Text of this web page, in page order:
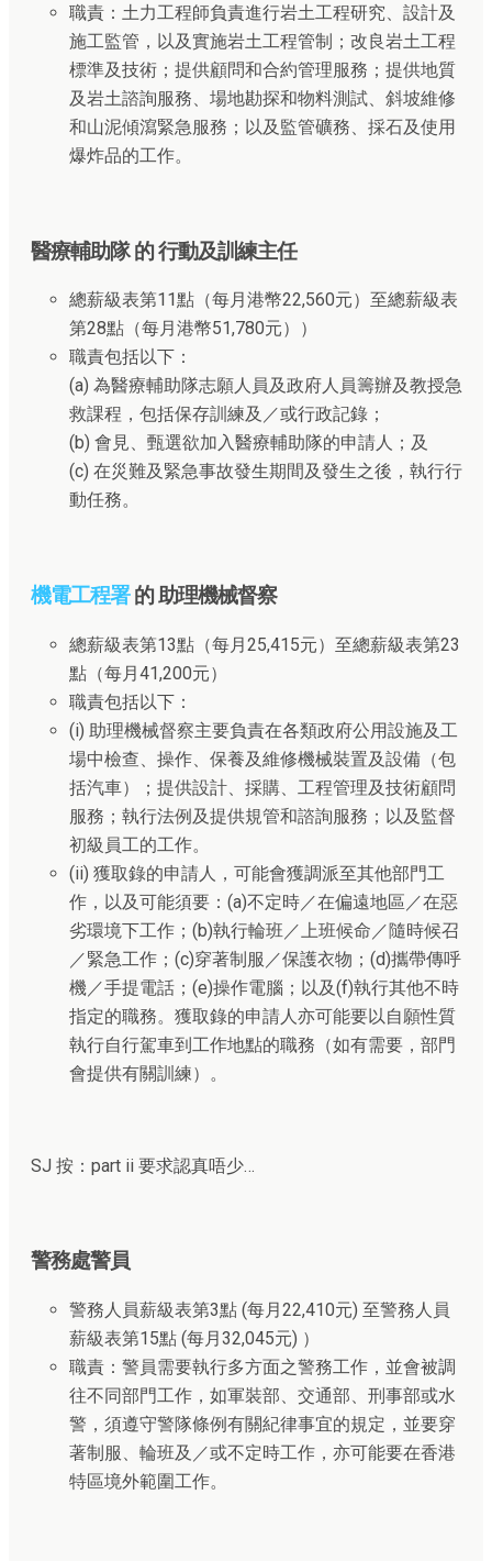
職責：土力工程師負責進行岩土工程研究、設計及
施工監管，以及實施岩土工程管制；改良岩土工程
標準及技術；提供顧問和合約管理服務；提供地質
及岩土諮詢服務、場地勘探和物料測試、斜坡維修
和山泥傾瀉緊急服務；以及監管礦務、採石及使用
爆炸品的工作。
醫療輔助隊 的 行動及訓練主任
總薪級表第11點（每月港幣22,560元）至總薪級表
第28點（每月港幣51,780元））
職責包括以下：
(a) 為醫療輔助隊志願人員及政府人員籌辦及教授急
救課程，包括保存訓練及／或行政記錄；
(b) 會見、甄選欲加入醫療輔助隊的申請人；及
(c) 在災難及緊急事故發生期間及發生之後，執行行
動任務。
機電工程署的 助理機械督察
總薪級表第13點（每月25,415元）至總薪級表第23
點（每月41,200元）
職責包括以下：
(i) 助理機械督察主要負責在各類政府公用設施及工
場中檢查、操作、保養及維修機械裝置及設備（包
括汽車）；提供設計、採購、工程管理及技術顧問
服務；執行法例及提供規管和諮詢服務；以及監督
初級員工的工作。
(ii) 獲取錄的申請人，可能會獲調派至其他部門工
作，以及可能須要：(a)不定時／在偏遠地區／在惡
劣環境下工作；(b)執行輪班／上班候命／隨時候召
／緊急工作；(c)穿著制服／保護衣物；(d)攜帶傳呼
機／手提電話；(e)操作電腦；以及(f)執行其他不時
指定的職務。獲取錄的申請人亦可能要以自願性質
執行自行駕車到工作地點的職務（如有需要，部門
會提供有關訓練）。
SJ 按：part ii 要求認真唔少…
警務處警員
警務人員薪級表第3點 (每月22,410元) 至警務人員
薪級表第15點 (每月32,045元) ）
職責：警員需要執行多方面之警務工作，並會被調
往不同部門工作，如軍裝部、交通部、刑事部或水
警，須遵守警隊條例有關紀律事宜的規定，並要穿
著制服、輪班及／或不定時工作，亦可能要在香港
特區境外範圍工作。